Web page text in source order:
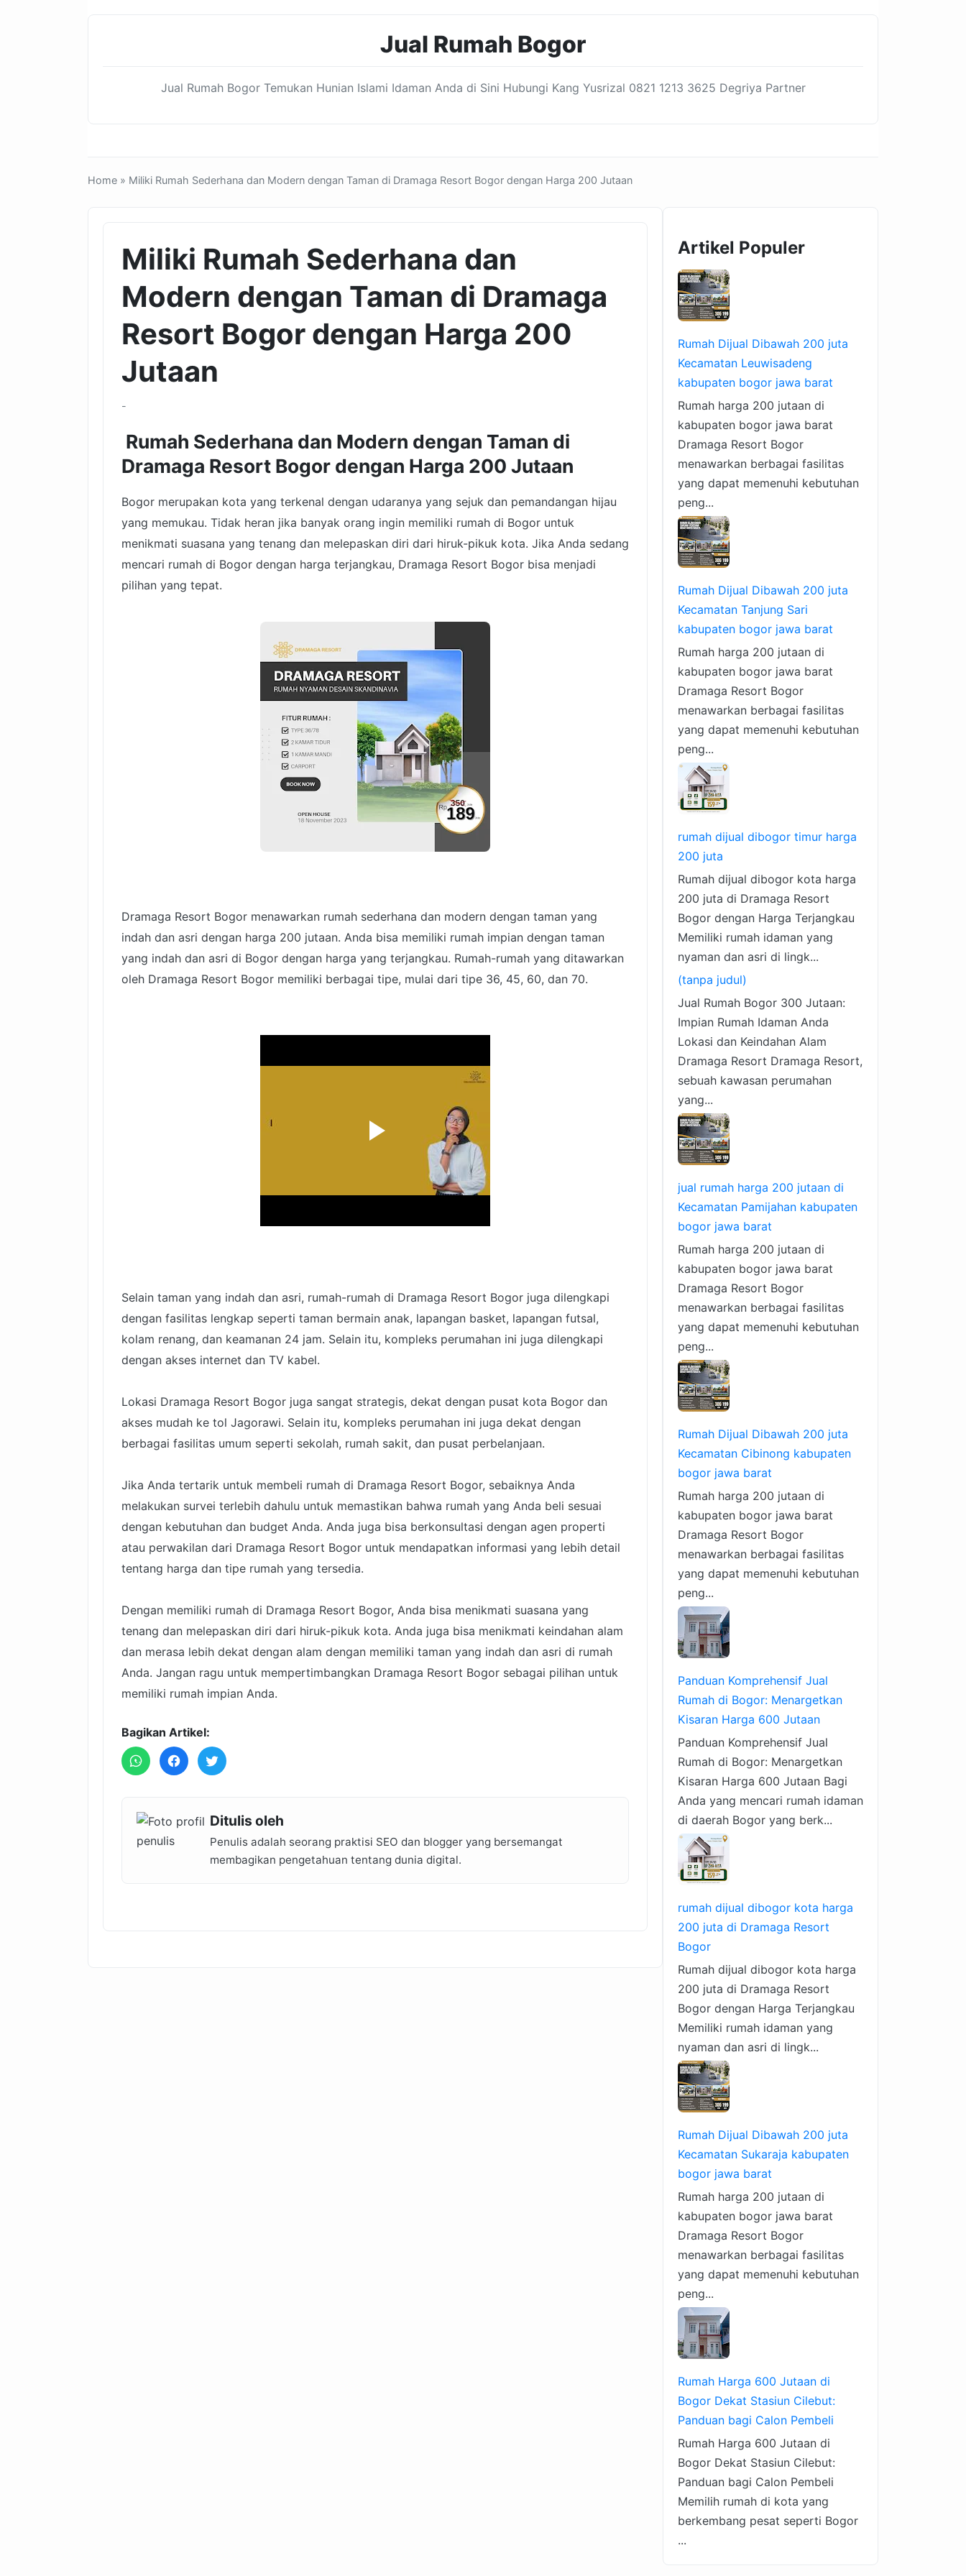
Jual Rumah Bogor
Jual Rumah Bogor Temukan Hunian Islami Idaman Anda di Sini Hubungi Kang Yusrizal 0821 1213 3625 Degriya Partner
Home » Miliki Rumah Sederhana dan Modern dengan Taman di Dramaga Resort Bogor dengan Harga 200 Jutaan
Miliki Rumah Sederhana dan
Modern dengan Taman di Dramaga
Resort Bogor dengan Harga 200
Jutaan
-
Rumah Sederhana dan Modern dengan Taman di
Dramaga Resort Bogor dengan Harga 200 Jutaan
Bogor merupakan kota yang terkenal dengan udaranya yang sejuk dan pemandangan hijau
yang memukau. Tidak heran jika banyak orang ingin memiliki rumah di Bogor untuk
menikmati suasana yang tenang dan melepaskan diri dari hiruk-pikuk kota. Jika Anda sedang
mencari rumah di Bogor dengan harga terjangkau, Dramaga Resort Bogor bisa menjadi
pilihan yang tepat.
Dramaga Resort Bogor menawarkan rumah sederhana dan modern dengan taman yang
indah dan asri dengan harga 200 jutaan. Anda bisa memiliki rumah impian dengan taman
yang indah dan asri di Bogor dengan harga yang terjangkau. Rumah-rumah yang ditawarkan
oleh Dramaga Resort Bogor memiliki berbagai tipe, mulai dari tipe 36, 45, 60, dan 70.
Selain taman yang indah dan asri, rumah-rumah di Dramaga Resort Bogor juga dilengkapi
dengan fasilitas lengkap seperti taman bermain anak, lapangan basket, lapangan futsal,
kolam renang, dan keamanan 24 jam. Selain itu, kompleks perumahan ini juga dilengkapi
dengan akses internet dan TV kabel.
Lokasi Dramaga Resort Bogor juga sangat strategis, dekat dengan pusat kota Bogor dan
akses mudah ke tol Jagorawi. Selain itu, kompleks perumahan ini juga dekat dengan
berbagai fasilitas umum seperti sekolah, rumah sakit, dan pusat perbelanjaan.
Jika Anda tertarik untuk membeli rumah di Dramaga Resort Bogor, sebaiknya Anda
melakukan survei terlebih dahulu untuk memastikan bahwa rumah yang Anda beli sesuai
dengan kebutuhan dan budget Anda. Anda juga bisa berkonsultasi dengan agen properti
atau perwakilan dari Dramaga Resort Bogor untuk mendapatkan informasi yang lebih detail
tentang harga dan tipe rumah yang tersedia.
Dengan memiliki rumah di Dramaga Resort Bogor, Anda bisa menikmati suasana yang
tenang dan melepaskan diri dari hiruk-pikuk kota. Anda juga bisa menikmati keindahan alam
dan merasa lebih dekat dengan alam dengan memiliki taman yang indah dan asri di rumah
Anda. Jangan ragu untuk mempertimbangkan Dramaga Resort Bogor sebagai pilihan untuk
memiliki rumah impian Anda.
Bagikan Artikel:
Ditulis oleh
Penulis adalah seorang praktisi SEO dan blogger yang bersemangat
membagikan pengetahuan tentang dunia digital.
Artikel Populer
Rumah Dijual Dibawah 200 juta
Kecamatan Leuwisadeng
kabupaten bogor jawa barat
Rumah harga 200 jutaan di
kabupaten bogor jawa barat
Dramaga Resort Bogor
menawarkan berbagai fasilitas
yang dapat memenuhi kebutuhan
peng...
Rumah Dijual Dibawah 200 juta
Kecamatan Tanjung Sari
kabupaten bogor jawa barat
Rumah harga 200 jutaan di
kabupaten bogor jawa barat
Dramaga Resort Bogor
menawarkan berbagai fasilitas
yang dapat memenuhi kebutuhan
peng...
rumah dijual dibogor timur harga
200 juta
Rumah dijual dibogor kota harga
200 juta di Dramaga Resort
Bogor dengan Harga Terjangkau
Memiliki rumah idaman yang
nyaman dan asri di lingk...
(tanpa judul)
Jual Rumah Bogor 300 Jutaan:
Impian Rumah Idaman Anda
Lokasi dan Keindahan Alam
Dramaga Resort Dramaga Resort,
sebuah kawasan perumahan
yang...
jual rumah harga 200 jutaan di
Kecamatan Pamijahan kabupaten
bogor jawa barat
Rumah harga 200 jutaan di
kabupaten bogor jawa barat
Dramaga Resort Bogor
menawarkan berbagai fasilitas
yang dapat memenuhi kebutuhan
peng...
Rumah Dijual Dibawah 200 juta
Kecamatan Cibinong kabupaten
bogor jawa barat
Rumah harga 200 jutaan di
kabupaten bogor jawa barat
Dramaga Resort Bogor
menawarkan berbagai fasilitas
yang dapat memenuhi kebutuhan
peng...
Panduan Komprehensif Jual
Rumah di Bogor: Menargetkan
Kisaran Harga 600 Jutaan
Panduan Komprehensif Jual
Rumah di Bogor: Menargetkan
Kisaran Harga 600 Jutaan Bagi
Anda yang mencari rumah idaman
di daerah Bogor yang berk...
rumah dijual dibogor kota harga
200 juta di Dramaga Resort
Bogor
Rumah dijual dibogor kota harga
200 juta di Dramaga Resort
Bogor dengan Harga Terjangkau
Memiliki rumah idaman yang
nyaman dan asri di lingk...
Rumah Dijual Dibawah 200 juta
Kecamatan Sukaraja kabupaten
bogor jawa barat
Rumah harga 200 jutaan di
kabupaten bogor jawa barat
Dramaga Resort Bogor
menawarkan berbagai fasilitas
yang dapat memenuhi kebutuhan
peng...
Rumah Harga 600 Jutaan di
Bogor Dekat Stasiun Cilebut:
Panduan bagi Calon Pembeli
Rumah Harga 600 Jutaan di
Bogor Dekat Stasiun Cilebut:
Panduan bagi Calon Pembeli
Memilih rumah di kota yang
berkembang pesat seperti Bogor
...